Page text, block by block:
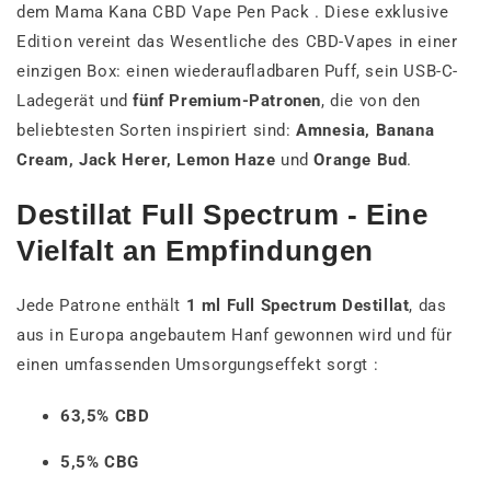
dem Mama Kana CBD Vape Pen Pack . Diese exklusive
Edition vereint das Wesentliche des CBD-Vapes in einer
einzigen Box: einen wiederaufladbaren Puff, sein USB-C-
Ladegerät undfünf Premium-Patronen, die von den
beliebtesten Sorten inspiriert sind:Amnesia, Banana
Cream, Jack Herer, Lemon Haze undOrange Bud.
Destillat Full Spectrum - Eine
Vielfalt an Empfindungen
Jede Patrone enthält 1 ml Full Spectrum Destillat, das
aus in Europa angebautem Hanf gewonnen wird und für
einen umfassenden Umsorgungseffekt sorgt :
63,5% CBD
5,5% CBG